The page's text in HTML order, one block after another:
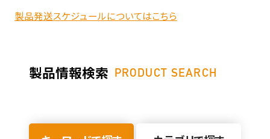
製品発送スケジュールについてはこちら
製品情報検索 PRODUCT SEARCH